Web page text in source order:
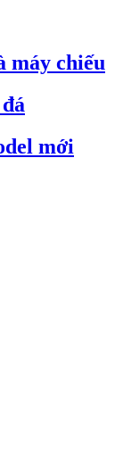
máy chiếu
mới